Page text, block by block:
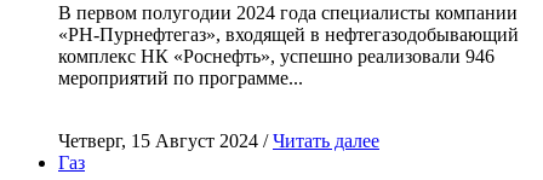
В первом полугодии 2024 года специалисты компании
«РН-Пурнефтегаз», входящей в нефтегазодобывающий
комплекс НК «Роснефть», успешно реализовали 946
мероприятий по программе...
Четверг, 15 Август 2024 /Читать далее
Газ